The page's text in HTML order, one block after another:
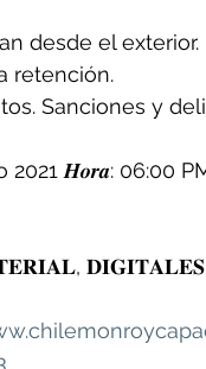
desde el exterior.
retención.
Sanciones y
𝑯𝒐𝒓𝒂: 06:00
𝐃𝐈𝐆𝐈𝐓𝐀𝐋𝐄𝐒